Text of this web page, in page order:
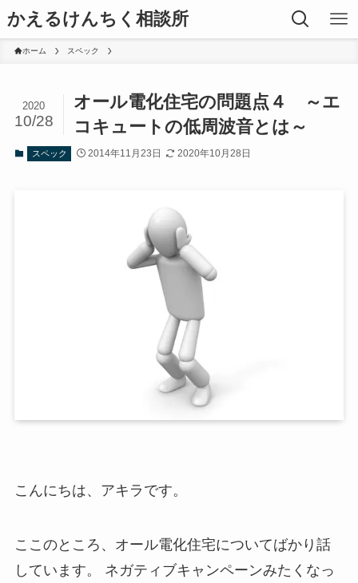
かえるけんちく相談所
ホーム スペック
オール電化住宅の問題点４ ～エ
コキュートの低周波音とは～
2020
10/28
スペック 2014年11月23日 2020年10月28日
こんにちは、アキラです。
ここのところ、オール電化住宅についてばかり話
しています。 ネガティブキャンペーンみたくなっ